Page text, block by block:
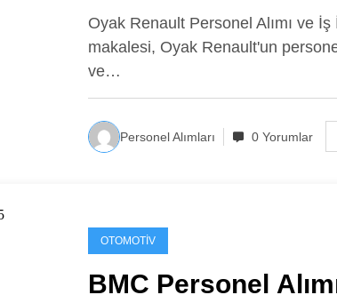
Oyak Renault Personel Alımı ve İş
makalesi, Oyak Renault'un
ve…
Personel Alımları 0 Yorumlar
OTOMOTIV
BMC Personel